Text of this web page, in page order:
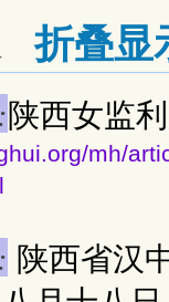
折叠显
陕西女监
mh/
陕西省汉